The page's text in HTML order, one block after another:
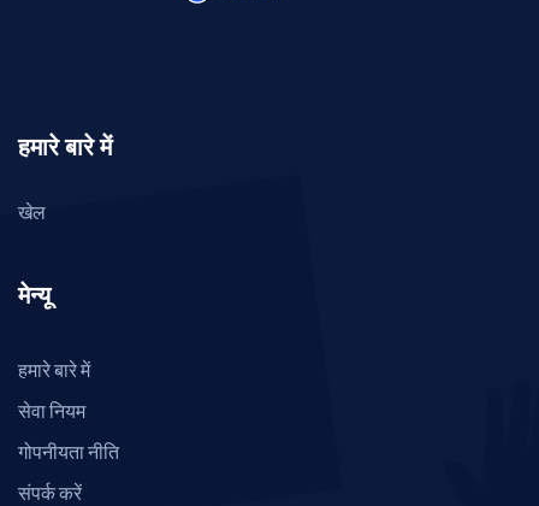
हमारे बारे में
खेल
मेन्यू
हमारे बारे में
सेवा नियम
गोपनीयता नीति
संपर्क करें